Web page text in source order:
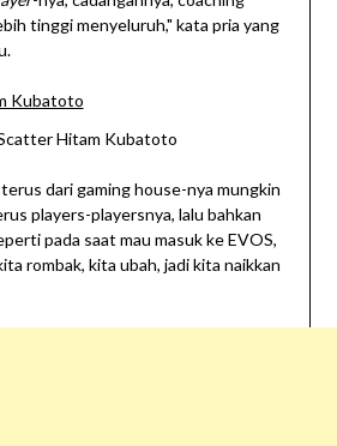
tinggi menyeluruh," kata pria yang
Hitam Kubatoto
dari gaming house-nya mungkin
players-playersnya, lalu bahkan
pada saat mau masuk ke EVOS,
rombak, kita ubah, jadi kita naikkan